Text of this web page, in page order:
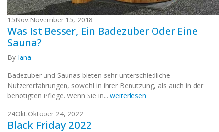
15Nov.November 15, 2018
Was Ist Besser, Ein Badezuber Oder Eine
Sauna?
By Iana
Badezuber und Saunas bieten sehr unterschiedliche
Nutzererfahrungen, sowohl in ihrer Benutzung, als auch in der
benötigten Pflege. Wenn Sie in... weiterlesen
24Okt.Oktober 24, 2022
Black Friday 2022